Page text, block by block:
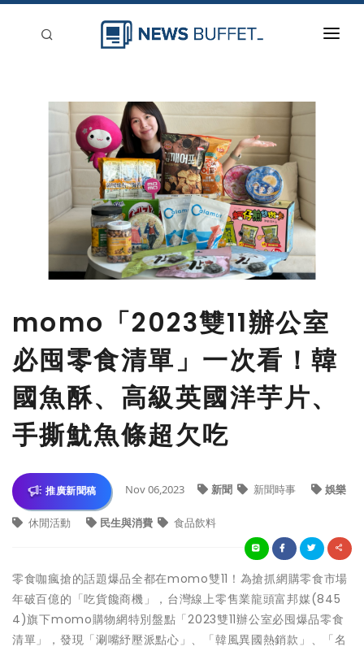
新聞稿分類
刊登
momo「2023雙11辦公室
必囤零食清單」一次看！韓
國魚酥、高級英國洋芋片、
手撕魷魚條超欠吃
推廣新聞稿 Nov 06,2023 新聞 新聞時事 娛樂
休閒活動 民生與消費 食品飲料
零食咖瘋搶的話題爆品全都在momo雙11！為搶抓網購零食市場
年破百億的「吃貨饞商機」，台灣線上零售業龍頭富邦媒(845
4)旗下momo購物網特別盤點「2023雙11辦公室必囤爆品零食
清單」，發現「涮嘴紓壓派點心」、「韓風異國熱銷款」、「名